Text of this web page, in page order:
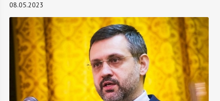
08.05.2023